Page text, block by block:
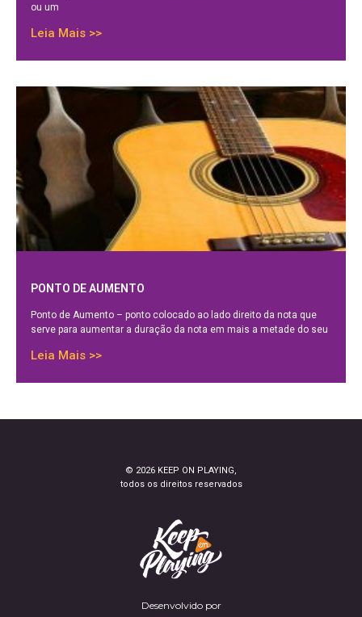
ou um
Leia Mais >>
PONTO DE AUMENTO
Ponto de Aumento – ponto colocado ao lado direito da nota que
serve para aumentar a duração da nota em mais a metade do seu
Leia Mais >>
© 2026 KEEP ON PLAYING,
todos os direitos reservados
Desenvolvido por